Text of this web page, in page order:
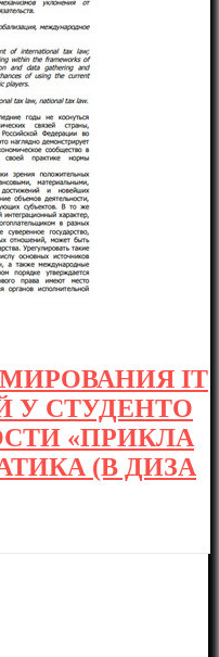
IT
У СТУДЕНТО
«ПРИКЛА
(В ДИЗА